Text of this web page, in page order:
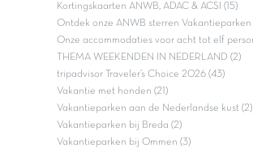
Kortingskaarten ANWB, ADAC & ACSI (15)
Ontdek onze ANWB sterren Vakantieparken
Onze accommodaties voor acht tot elf
THEMA WEEKENDEN IN NEDERLAND (2)
tripadvisor Traveler’s Choice 2026 (43)
Vakantie met honden (21)
Vakantieparken aan de Nederlandse kust (2)
Vakantieparken bij Breda (2)
Vakantieparken bij Ommen (3)